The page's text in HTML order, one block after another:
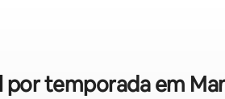
por temporada em